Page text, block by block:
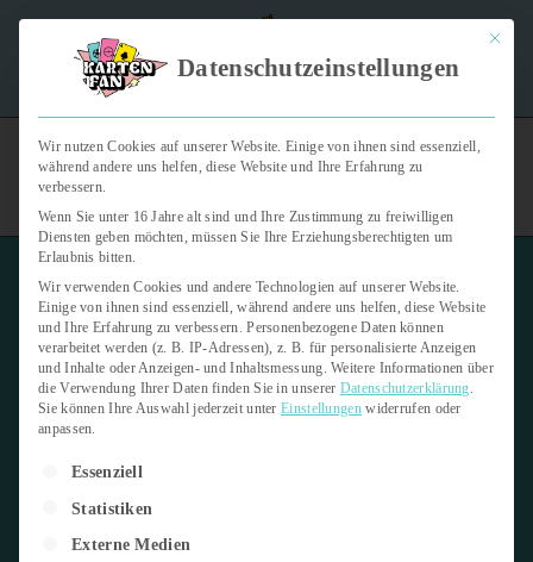
"Kartenfan – Der Podcast" | Das Hobby auf die Ohren |
Mystery Box
Letzte Aktualisierung:
Mit
Datenschutzeinstellungen
Wir nutzen Cookies auf unserer Website. Einige von ihnen sind essenziell,
während andere uns helfen, diese Website und Ihre Erfahrung zu
verbessern.
Wenn Sie unter 16 Jahre alt sind und Ihre Zustimmung zu freiwilligen
Diensten geben möchten, müssen Sie Ihre Erziehungsberechtigten um
Erlaubnis bitten.
Wir verwenden Cookies und andere Technologien auf unserer Website.
Einige von ihnen sind essenziell, während andere uns helfen, diese Website
und Ihre Erfahrung zu verbessern. Personenbezogene Daten können
verarbeitet werden (z. B. IP-Adressen), z. B. für personalisierte Anzeigen
und Inhalte oder Anzeigen- und Inhaltsmessung. Weitere Informationen über
die Verwendung Ihrer Daten finden Sie in unserer Datenschutzerklärung.
Sie können Ihre Auswahl jederzeit unterEinstellungenwiderrufen oder
anpassen.
Es folgt eine Liste der Service-Gruppen, für die eine Einwilligung
Essenziell
Statistiken
Externe Medien